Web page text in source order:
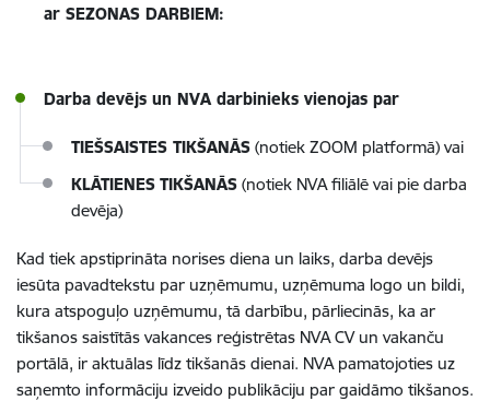
ar SEZONAS DARBIEM:
Darba devējs un NVA darbinieks vienojas par
TIEŠSAISTES TIKŠANĀS (notiek ZOOM platformā) vai
KLĀTIENES TIKŠANĀS (notiek NVA filiālē vai pie darba
devēja)
Kad tiek apstiprināta norises diena un laiks, darba devējs
iesūta pavadtekstu par uzņēmumu, uzņēmuma logo un bildi,
kura atspoguļo uzņēmumu, tā darbību, pārliecinās, ka ar
tikšanos saistītās vakances reģistrētas NVA CV un vakanču
portālā, ir aktuālas līdz tikšanās dienai. NVA pamatojoties uz
saņemto informāciju izveido publikāciju par gaidāmo tikšanos.